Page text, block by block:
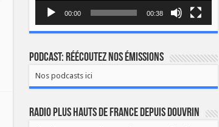
00:00 00:38
Podcast: Réécoutez nos émissions
Nos podcasts ici
Radio Plus Hauts de France depuis Douvrin